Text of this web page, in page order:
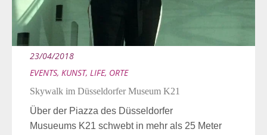
23/04/2018
EVENTS, KUNST, LIFE, ORTE
Skywalk im Düsseldorfer Museum K21
Über der Piazza des Düsseldorfer
Musueums K21 schwebt in mehr als 25 Meter